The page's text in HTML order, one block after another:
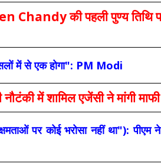
की पहली पुण्य तिथि
में से एक होगा": PM Modi
में शामिल एजेंसी ने मांगी माफी
पर कोई भरोसा नहीं था"): पीएम